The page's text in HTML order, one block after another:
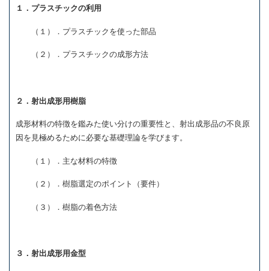
１．プラスチックの利用
（１）．プラスチックを使った部品
（２）．プラスチックの成形方法
２．射出成形用樹脂
成形材料の特徴を鑑みた使い分けの重要性と、射出成形品の不良原
因を見極めるために必要な基礎理論を学びます。
（１）．主な材料の特徴
（２）．樹脂選定のポイント（要件）
（３）．樹脂の着色方法
３．射出成形用金型